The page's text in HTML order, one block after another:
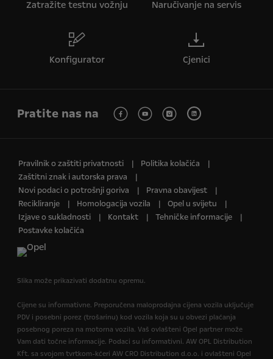
Zatražite testnu vožnju Naručivanje na servis
Konfigurator Cjenici
Pratite nas na
Pravilnik o zaštiti privatnosti
Politika kolačića
Zaštitni znak i autorska prava
Novi podaci o potrošnji goriva
Pravna obavijest
Recikliranje
Homologacija vozila
Opel u svijetu
Izjave o sukladnosti
Kontakt
Tehničke informacije
Postavke kolačića
Slika može prikazivati dodatnu opremu.
Cijene su informativne. Preporučena maloprodajna cijena vozila uključuje
PDV i posebni porez (trošarinu) kod vozila koja su u obvezi plaćanja
posebnog poreza na motorna vozila. Vaš ovlašteni Opel partner može
Vam dati točne informacije. Podaci su informativni. AW OPL Distribution
Kft. sa svojom tvrtkom-kćeri AW CRO Distribution d.o.o. i ovlašteni Opel